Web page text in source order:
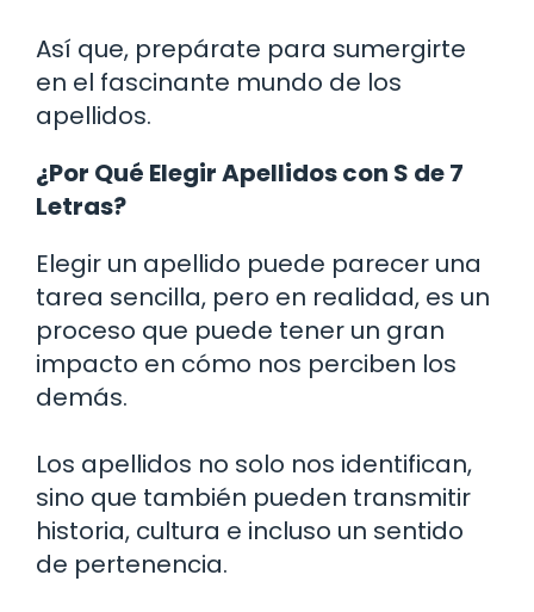
Así que, prepárate para sumergirte
en el fascinante mundo de los
apellidos.
¿Por Qué Elegir Apellidos con S de 7
Letras?
Elegir un apellido puede parecer una
tarea sencilla, pero en realidad, es un
proceso que puede tener un gran
impacto en cómo nos perciben los
demás.
Los apellidos no solo nos identifican,
sino que también pueden transmitir
historia, cultura e incluso un sentido
de pertenencia.